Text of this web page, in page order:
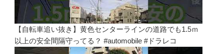
【自転車追い抜き】黄色センターラインの道路でも1.5ｍ
以上の安全間隔守ってる？ #automobile #ドラレコ